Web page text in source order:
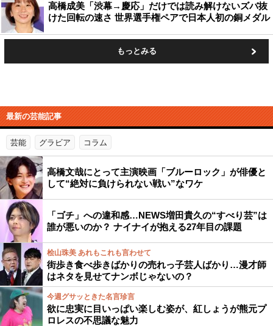
高橋成美「渋幕→慶応」だけでは読み解けないズバ抜
けた回転の速さ 世界選手権ペアで日本人初の銅メダル
もっとみる
最新の芸能記事
芸能 グラビア コラム
高橋文哉にとって主演映画「ブルーロック」が俳優と
して“絶対に負けられない戦い”なワケ
「ゴチ」への違和感…NEWS増田貴久の“すべり芸”は
誰が悪いのか？ ナイナイが抱える27年目の課題
桧山珠美 あれもこれも言わせて
街歩き食べ歩きばかりの売れっ子芸人ばかり…漫才師
はネタを見せてナンボじゃないの？
今週グサッときた名言珍言
欲に忠実に目いっぱい楽しむ姿が、紅しょうが熊元プ
ロレスの不思議な魅力